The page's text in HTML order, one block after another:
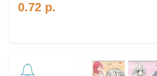
0.72 р.